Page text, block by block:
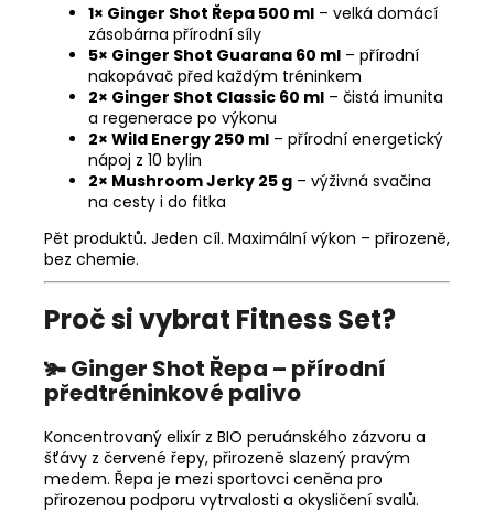
1× Ginger Shot Řepa 500 ml – velká domácí
zásobárna přírodní síly
5× Ginger Shot Guarana 60 ml – přírodní
nakopávač před každým tréninkem
2× Ginger Shot Classic 60 ml – čistá imunita
a regenerace po výkonu
2× Wild Energy 250 ml – přírodní energetický
nápoj z 10 bylin
2× Mushroom Jerky 25 g – výživná svačina
na cesty i do fitka
Pět produktů. Jeden cíl. Maximální výkon – přirozeně,
bez chemie.
Proč si vybrat Fitness Set?
🫚 Ginger Shot Řepa – přírodní
předtréninkové palivo
Koncentrovaný elixír z BIO peruánského zázvoru a
šťávy z červené řepy, přirozeně slazený pravým
medem. Řepa je mezi sportovci ceněna pro
přirozenou podporu vytrvalosti a okysličení svalů.